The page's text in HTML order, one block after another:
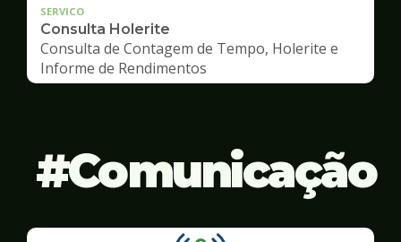
SERVICO
Consulta Holerite
Consulta de Contagem de Tempo, Holerite e
Informe de Rendimentos
Comunicação